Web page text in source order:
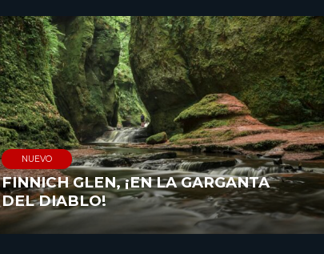
NUEVO
FINNICH GLEN, ¡EN LA GARGANTA
DEL DIABLO!